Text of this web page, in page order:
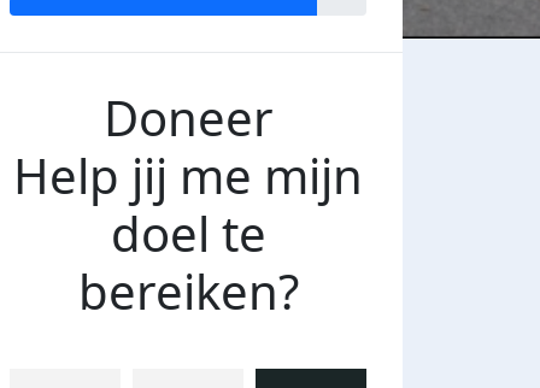
Doneer
Help jij me mijn
doel te
bereiken?